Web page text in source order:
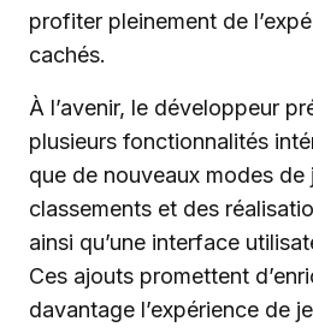
profiter pleinement de
cachés.
À l’avenir, le développeur
plusieurs fonctionnalités
que de nouveaux modes de
classements et des
ainsi qu’une interface
Ces ajouts promettent
davantage l’expérience de